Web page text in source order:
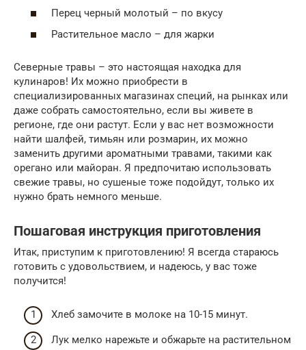
Перец черный молотый – по вкусу
Растительное масло – для жарки
Северные травы – это настоящая находка для
кулинаров! Их можно приобрести в
специализированных магазинах специй, на рынках или
даже собрать самостоятельно, если вы живете в
регионе, где они растут. Если у вас нет возможности
найти шалфей, тимьян или розмарин, их можно
заменить другими ароматными травами, такими как
орегано или майоран. Я предпочитаю использовать
свежие травы, но сушеные тоже подойдут, только их
нужно брать немного меньше.
Пошаговая инструкция приготовления
Итак, приступим к приготовлению! Я всегда стараюсь
готовить с удовольствием, и надеюсь, у вас тоже
получится!
Хлеб замочите в молоке на 10-15 минут.
Лук мелко нарежьте и обжарьте на растительном